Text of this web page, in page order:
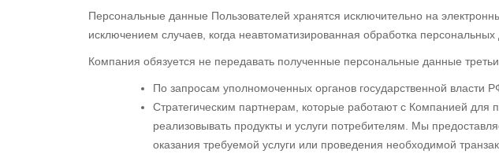
Персональные данные Пользователей хранятся исключительно на
исключением случаев, когда неавтоматизированная обработка
Компания обязуется не передавать полученные персональные данные
По запросам уполномоченных органов государственной власти
Стратегическим партнерам, которые работают с Компанией для
реализовывать продукты и услуги потребителям. Мы
оказания требуемой услуги или проведения необходимой